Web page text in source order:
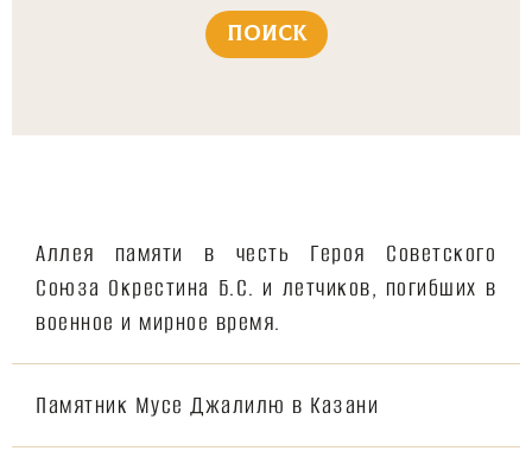
Аллея памяти в честь Героя Советского
Союза Окрестина Б.С. и летчиков, погибших в
военное и мирное время.
Памятник Мусе Джалилю в Казани